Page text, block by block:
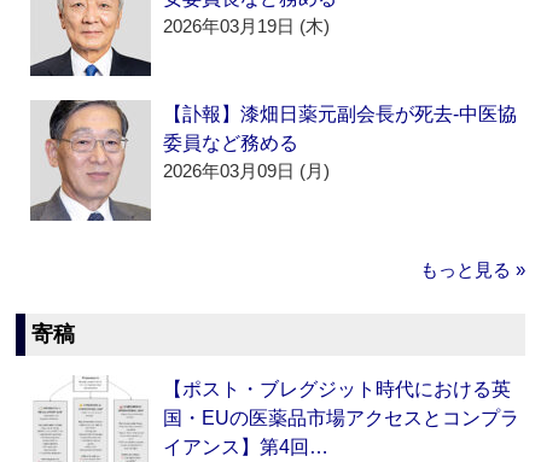
2026年03月19日 (木)
【訃報】漆畑日薬元副会長が死去‐中医協
委員など務める
2026年03月09日 (月)
もっと見る »
寄稿
【ポスト・ブレグジット時代における英
国・EUの医薬品市場アクセスとコンプラ
イアンス】第4回…